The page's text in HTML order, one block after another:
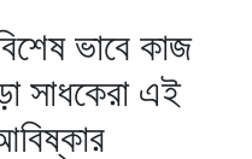
ভাবে কাজ
সাধকেরা এই